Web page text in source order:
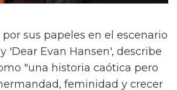
sus papeles en el escenario
'Dear Evan Hansen', describe
"una historia caótica pero
feminidad y crecer